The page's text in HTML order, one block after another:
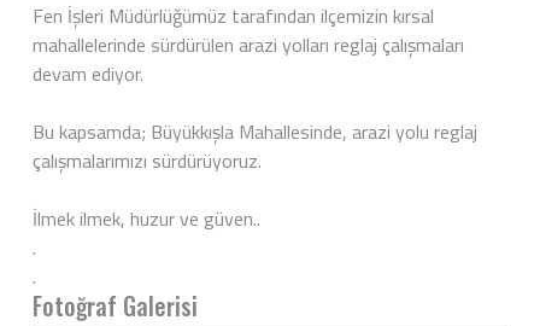
Fen İşleri Müdürlüğümüz tarafından ilçemizin kırsal
mahallelerinde sürdürülen arazi yolları reglaj çalışmaları
devam ediyor.
Bu kapsamda; Büyükkışla Mahallesinde, arazi yolu reglaj
çalışmalarımızı sürdürüyoruz.
İlmek ilmek, huzur ve güven..
.
.
Fotoğraf Galerisi